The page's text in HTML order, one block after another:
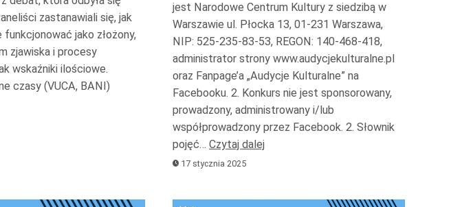
lub
zmniejszyć
zastanawiali się, jak
jako złożony,
zjawiska i procesy
wskaźniki ilościowe.
czasy (VUCA, BANI)
jest Narodowe Centrum Kultury z siedzibą w
Warszawie ul. Płocka 13, 01-231 Warszawa,
NIP: 525-235-83-53, REGON: 140-468-418,
administrator strony www.audycjekulturalne.pl
oraz Fanpage’a „Audycje Kulturalne” na
Facebooku. 2. Konkurs nie jest sponsorowany,
prowadzony, administrowany i/lub
współprowadzony przez Facebook. 2. Słownik
pojęć… Czytaj dalej
17 stycznia 2025